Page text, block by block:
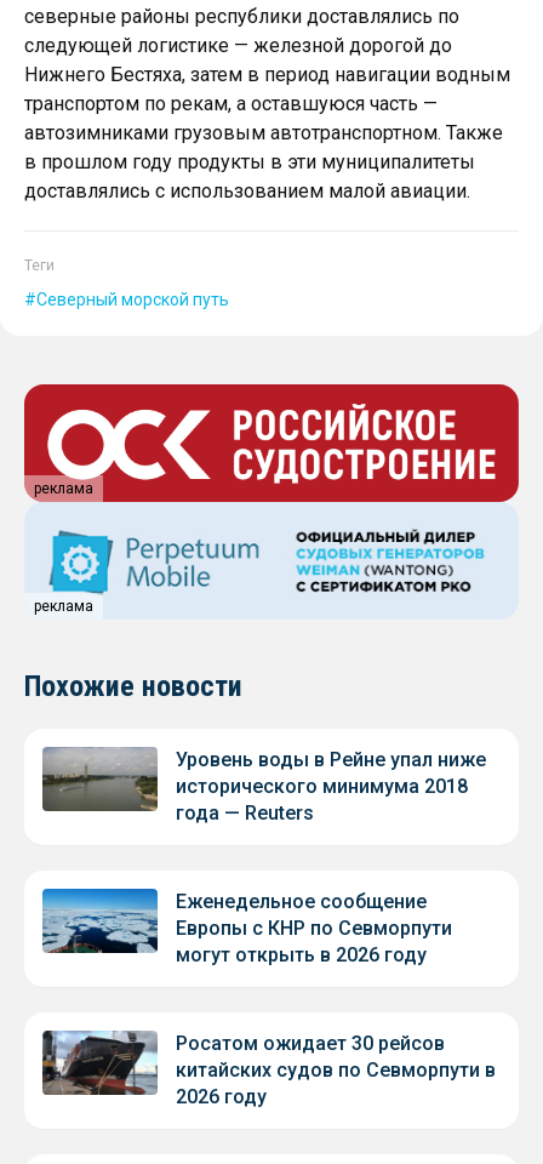
северные районы республики доставлялись по
следующей логистике — железной дорогой до
Нижнего Бестяха, затем в период навигации водным
транспортом по рекам, а оставшуюся часть —
автозимниками грузовым автотранспортном. Также
в прошлом году продукты в эти муниципалитеты
доставлялись с использованием малой авиации.
Теги
Северный морской путь
реклама
реклама
Похожие новости
Уровень воды в Рейне упал ниже
исторического минимума 2018
года — Reuters
Еженедельное сообщение
Европы с КНР по Севморпути
могут открыть в 2026 году
Росатом ожидает 30 рейсов
китайских судов по Севморпути в
2026 году